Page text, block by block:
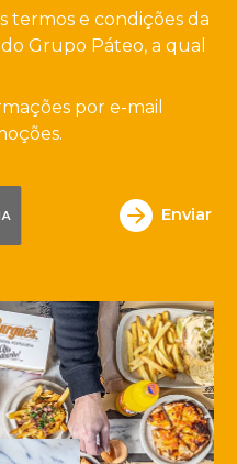
termos e condições da
do Grupo Páteo, a qual
por e-mail
Enviar